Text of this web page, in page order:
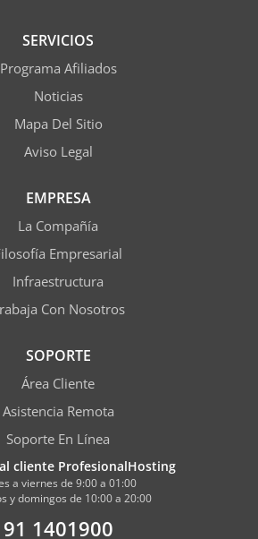
SERVICIOS
Programa Afiliados
Noticias
Mapa Del Sitio
Aviso Legal
EMPRESA
La Compañía
Empresarial
Infraestructura
Con Nosotros
SOPORTE
Área Cliente
Asistencia Remota
Soporte En Línea
cliente ProfesionalHosting
a viernes de 9:00 a 01:00
y domingos de 10:00 a 20:00
91 1401900